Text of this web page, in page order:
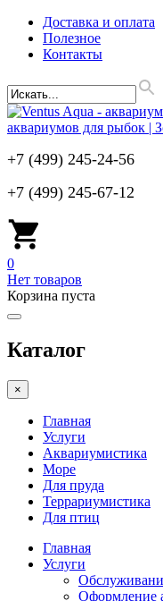
Доставка и оплата
Полезное
Контакты
+7 (499) 245-24-56
+7 (499) 245-67-12
0
Нет товаров
Корзина пуста
Каталог
×
Главная
Услуги
Аквариумистика
Море
Для пруда
Террариумистика
Для птиц
Главная
Услуги
Оформление